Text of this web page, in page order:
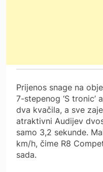
Prijenos snage na
7-stepenog ‘S tronic’
dva kvačila, a sve
atraktivni Audijev
samo 3,2 sekunde.
km/h, čime R8
sada.